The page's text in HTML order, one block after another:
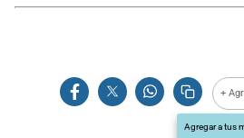
+
Agregar a tus